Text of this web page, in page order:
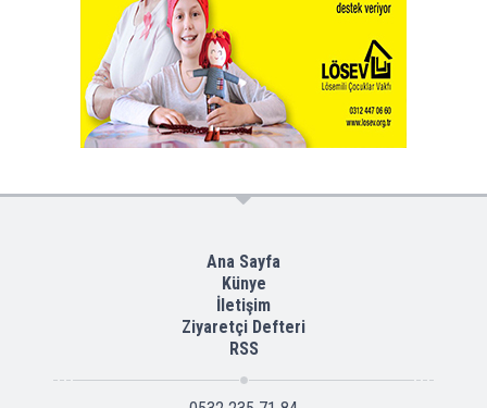
Ana Sayfa
Künye
İletişim
Ziyaretçi Defteri
RSS